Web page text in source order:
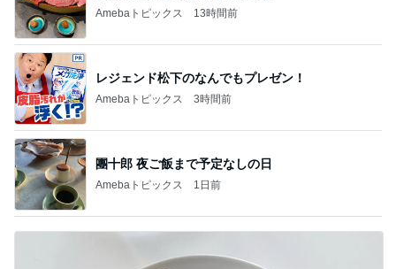
Amebaトピックス 13時間前
レジェンド松下のなんでもプレゼン！
Amebaトピックス 3時間前
團十郎 夜ご飯まで予定なしの日
Amebaトピックス 1日前